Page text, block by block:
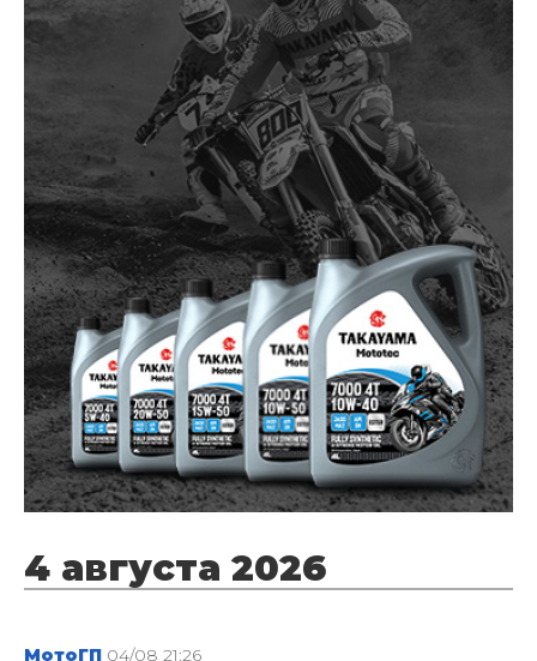
4 августа 2026
МотоГП 04/08 21:26